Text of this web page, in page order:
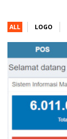
ALL LOGO